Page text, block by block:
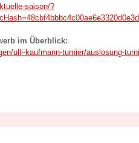
saison/?
im Überblick:
ulli-kaufmann-turnier/auslosung-